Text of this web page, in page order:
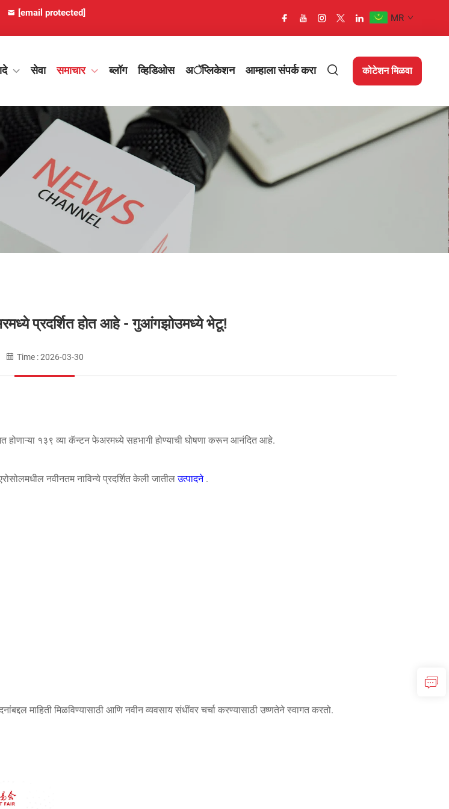
[email protected] MR
सेवा समाचार ब्लॉग व्हिडिओस अॅप्लिकेशन आम्हाला संपर्क करा कोटेशन मिळवा
प्रदर्शित होत आहे - गुआंगझोउमध्ये भेटू!
Time : 2026-03-30
१३९ व्या कॅन्टन फेअरमध्ये सहभागी होण्याची घोषणा करून आनंदित आहे.
नवीनतम नाविन्ये प्रदर्शित केली जातीलउत्पादने .
माहिती मिळविण्यासाठी आणि नवीन व्यवसाय संधींवर चर्चा करण्यासाठी उष्णतेने स्वागत करतो.